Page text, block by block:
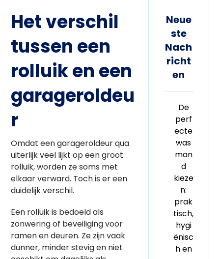
Het verschil
tussen een
rolluik en een
garageroldeu
r
Omdat een garageroldeur qua
uiterlijk veel lijkt op een groot
rolluik, worden ze soms met
elkaar verward. Toch is er een
duidelijk verschil.
Een rolluik is bedoeld als
zonwering of beveiliging voor
ramen en deuren. Ze zijn vaak
dunner, minder stevig en niet
Neue
ste
Nach
richt
en
De
perf
ecte
was
man
d
kieze
n:
prak
tisch,
hygi
ënisc
h en